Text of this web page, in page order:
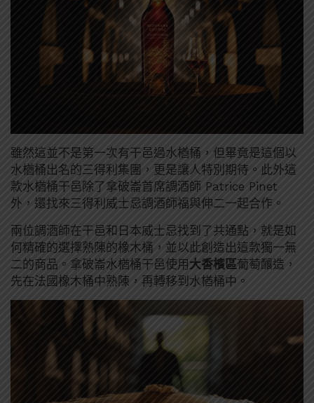
雖然這並不是第一次有干邑過水楢桶，但畢竟是這個以
水楢桶出名的三得利集團，更是讓人特別期待。此外這
款水楢桶干邑除了拿破崙首席調酒師 Patrice Pinet
外，還找來三得利威士忌調酒師福與伸二一起合作。
兩位調酒師在干邑和日本威士忌找到了共通點，就是如
何精確的選擇熟陳的橡木桶，並以此創造出這款獨一無
二的商品。拿破崙水楢桶干邑使用大香檳區葡萄釀造，
先在法國橡木桶中熟陳，再轉移到水楢桶中。